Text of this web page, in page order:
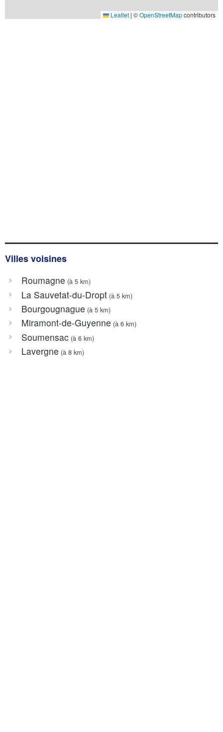
Leaflet | ©OpenStreetMapcontributors
Villes voisines
Roumagne (à 5 km)
La Sauvetat-du-Dropt(à 5 km)
Bourgougnague (à 5 km)
Miramont-de-Guyenne (à 6 km)
Soumensac(à 6 km)
Lavergne (à 8 km)